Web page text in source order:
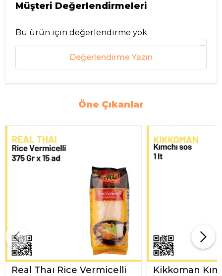
Müşteri Değerlendirmeleri
Bu ürün için değerlendirme yok
Değerlendirme Yazın
Öne Çıkanlar
Real Thaı Rice Vermicelli
Kikkoman